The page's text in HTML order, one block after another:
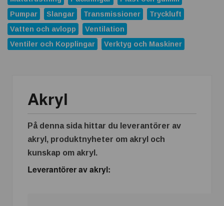
ABB förvärvar Advantics och stärker erbjudandet inom
likströmsteknik
Replace Physical Fixtures and Enhance Measuring
Processes
Atlas Copco Group tilldelas prestigefyllt pris för industriellt
monteringsverktyg
Nya 12-portars APL-Switchar i kompakt utförande
Nexans och Hydro tecknar långsiktigt avtal
Pumpar
Slangar Transmissioner
Tryckluft
Vatten och avlopp
Ventilation
Ventiler och Kopplingar
Verktyg och Maskiner
Akryl
På denna sida hittar du leverantörer av
akryl, produktnyheter om akryl och
kunskap om akryl.
Leverantörer av akryl: